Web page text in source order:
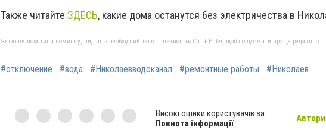
Также читайте ЗДЕСЬ, какие дома останутся без электричества в
Якщо ви помітили помилку, виділіть необхідний текст і натисніть Ctrl + Enter, щоб повідомити про це редакцію
#отключение #вода #Николаевводоканал #ремонтные работы #Николаев
Високі оцінки користувачів за
Повнота інформації